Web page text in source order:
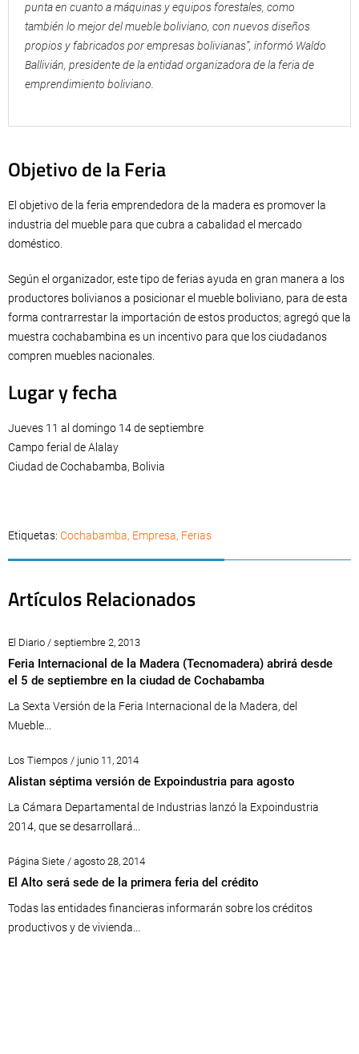
punta en cuanto a máquinas y equipos forestales, como
también lo mejor del mueble boliviano, con nuevos diseños
propios y fabricados por empresas bolivianas”, informó Waldo
Ballivián, presidente de la entidad organizadora de la feria de
emprendimiento boliviano.
Objetivo de la Feria
El objetivo de la feria emprendedora de la madera es promover la
industria del mueble para que cubra a cabalidad el mercado
doméstico.
Según el organizador, este tipo de ferias ayuda en gran manera a los
productores bolivianos a posicionar el mueble boliviano, para de esta
forma contrarrestar la importación de estos productos; agregó que la
muestra cochabambina es un incentivo para que los ciudadanos
compren muebles nacionales.
Lugar y fecha
Jueves 11 al domingo 14 de septiembre
Campo ferial de Alalay
Ciudad de Cochabamba, Bolivia
Etiquetas: Cochabamba, Empresa, Ferias
Artículos Relacionados
El Diario / septiembre 2, 2013
Feria Internacional de la Madera (Tecnomadera) abrirá desde
el 5 de septiembre en la ciudad de Cochabamba
La Sexta Versión de la Feria Internacional de la Madera, del
Mueble...
Los Tiempos / junio 11, 2014
Alistan séptima versión de Expoindustria para agosto
La Cámara Departamental de Industrias lanzó la Expoindustria
2014, que se desarrollará...
Página Siete / agosto 28, 2014
El Alto será sede de la primera feria del crédito
Todas las entidades financieras informarán sobre los créditos
productivos y de vivienda...